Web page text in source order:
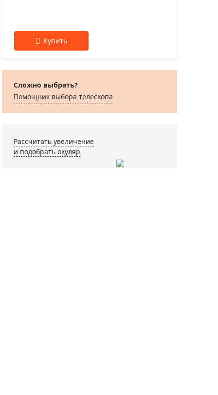
Сложно выбрать?
Помощник выбора телескопа
Рассчитать увеличение
и подобрать окуляр